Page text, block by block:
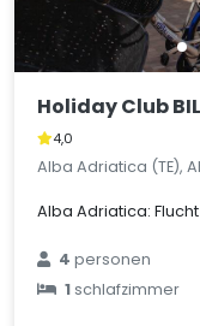
Holiday Club
4,0
Alba Adriatica (TE),
Alba Adriatica:
4personen
1schlafzimmer